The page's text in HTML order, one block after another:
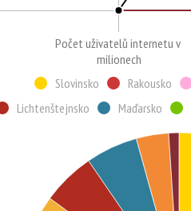
Počet uživatelů internetu v
milionech
Slovinsko
Rakousko
Lichtenštejnsko
Maďarsko